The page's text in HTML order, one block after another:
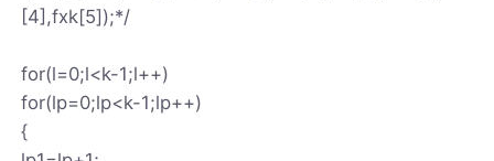
[4],fxk[5]);*/
for(l=0;l<k-1;l++)
for(lp=0;lp<k-1;lp++)
{